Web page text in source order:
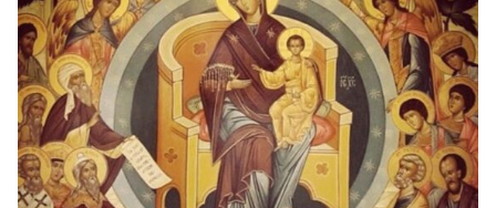
ΑΓΙΟΛΟΓΙΟ - ΒΙΟΙ ΑΓΙΩΝ
ΕΠΙΚΟΙΝΩΝΙΑ